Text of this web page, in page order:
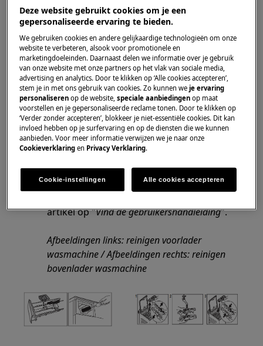
onaangename geur.
Reinig de wasmiddellade. Neem de lade uit
de machine en verwijder resterend
wasmiddel uit elk compartiment door het
af te spoelen onder stromend water.
Gebruik een oude tandenborstel om vuil
en waspoeder uit elk gedeelte te
verwijderen.
Vergeet bij een (voorlader) wasmachine
ook niet om de wasmiddelschacht te
reinigen.
Voor specifieke informatie voor jouw
wasmachinemodel, raadpleeg de
artikel op "Vind de gebruikershandleiding".
Afbeeldingen links: reinigen voorlader
wasmachine / Afbeeldingen rechts: reinigen
bovenlader wasmachine
Deze website gebruikt cookies om je een
gepersonaliseerde ervaring te bieden.
We gebruiken cookies en andere gelijkaardige technologieën om onze
website te verbeteren, alsook voor promotionele en
marketingdoeleinden. Daarnaast delen we informatie over je gebruik
van onze website met onze partners op het vlak van sociale media,
advertising en analytics. Door te klikken op ‘Alle cookies accepteren’,
stem je in met ons gebruik van cookies. Zo kunnen weje ervaring
personaliseren op de website,speciale aanbiedingen op maat
voorstellen en je gepersonaliseerde reclame tonen. Door te klikken op
‘Verder zonder accepteren’, blokkeer je niet-essentiële cookies. Dit kan
invloed hebben op je surfervaring en op de diensten die we kunnen
aanbieden. Voor meer informatie verwijzen we je naar onze
Cookieverklaring en Privacy Verklaring.
Cookie-instellingen Alle cookies accepteren